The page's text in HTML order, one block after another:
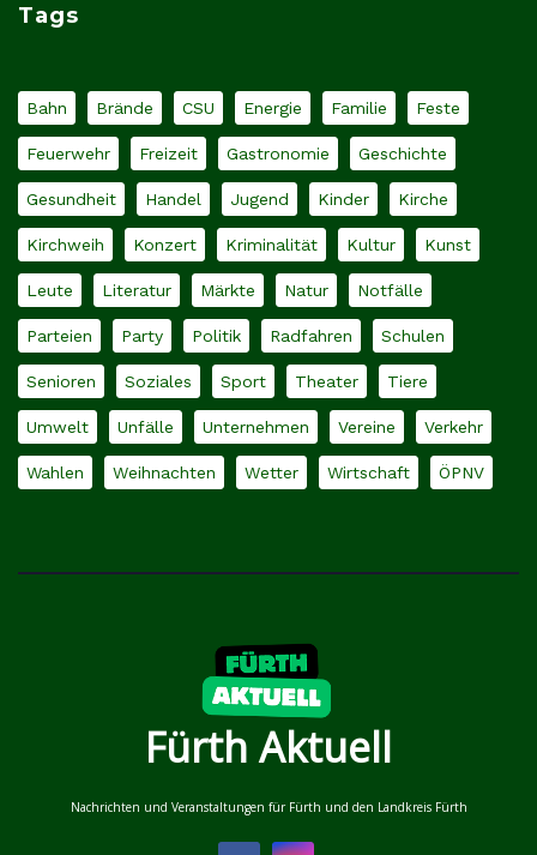
Tags
Bahn Brände CSU Energie Familie Feste
Feuerwehr Freizeit Gastronomie Geschichte
Gesundheit Handel Jugend Kinder Kirche
Kirchweih Konzert Kriminalität Kultur Kunst
Leute Literatur Märkte Natur Notfälle
Parteien Party Politik Radfahren Schulen
Senioren Soziales Sport Theater Tiere
Umwelt Unfälle Unternehmen Vereine Verkehr
Wahlen Weihnachten Wetter Wirtschaft ÖPNV
Fürth Aktuell
Nachrichten und Veranstaltungen für Fürth und den Landkreis Fürth